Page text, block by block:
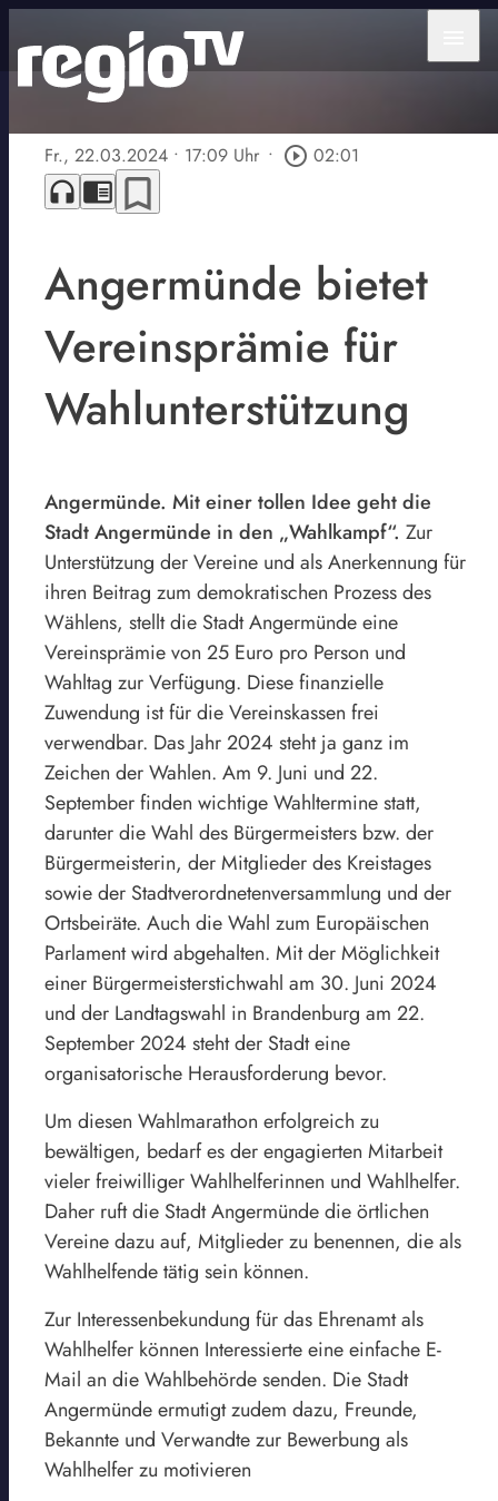
Fr., 22.03.2024 • 17:09 Uhr • play_circle_outline 02:01
headphones chrome_reader_mode bookmark_border
Angermünde bietet
Vereinsprämie für
Wahlunterstützung
Angermünde. Mit einer tollen Idee geht die
Stadt Angermünde in den „Wahlkampf“. Zur
Unterstützung der Vereine und als Anerkennung für
ihren Beitrag zum demokratischen Prozess des
Wählens, stellt die Stadt Angermünde eine
Vereinsprämie von 25 Euro pro Person und
Wahltag zur Verfügung. Diese finanzielle
Zuwendung ist für die Vereinskassen frei
verwendbar. Das Jahr 2024 steht ja ganz im
Zeichen der Wahlen. Am 9. Juni und 22.
September finden wichtige Wahltermine statt,
darunter die Wahl des Bürgermeisters bzw. der
Bürgermeisterin, der Mitglieder des Kreistages
sowie der Stadtverordnetenversammlung und der
Ortsbeiräte. Auch die Wahl zum Europäischen
Parlament wird abgehalten. Mit der Möglichkeit
einer Bürgermeisterstichwahl am 30. Juni 2024
und der Landtagswahl in Brandenburg am 22.
September 2024 steht der Stadt eine
organisatorische Herausforderung bevor.
Um diesen Wahlmarathon erfolgreich zu
bewältigen, bedarf es der engagierten Mitarbeit
vieler freiwilliger Wahlhelferinnen und Wahlhelfer.
Daher ruft die Stadt Angermünde die örtlichen
Vereine dazu auf, Mitglieder zu benennen, die als
Wahlhelfende tätig sein können.
Zur Interessenbekundung für das Ehrenamt als
Wahlhelfer können Interessierte eine einfache E-
Mail an die Wahlbehörde senden. Die Stadt
Angermünde ermutigt zudem dazu, Freunde,
Bekannte und Verwandte zur Bewerbung als
Wahlhelfer zu motivieren